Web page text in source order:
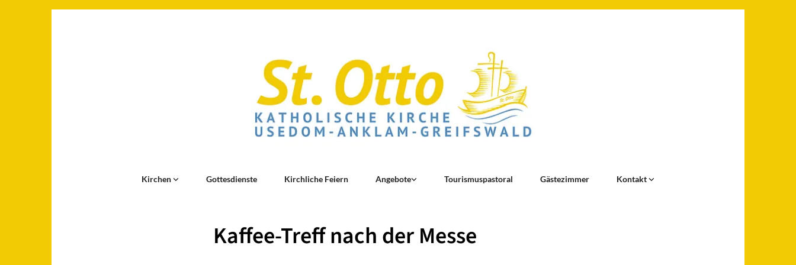
Kirchen Gottesdienste Kirchliche Feiern Angebote Tourismuspastoral Gästezimmer Kontakt
Kaffee-Treff nach der Messe